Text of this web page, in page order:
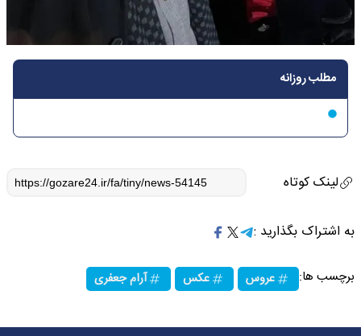
مطلب روزانه
لینک کوتاه
به اشتراک بگذارید :
برچسب ها: عروس عکس آرام جعفری